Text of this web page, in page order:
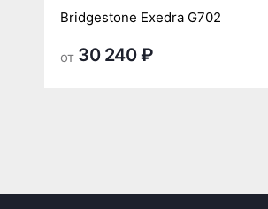
Bridgestone Exedra G702
от 30 240 ₽